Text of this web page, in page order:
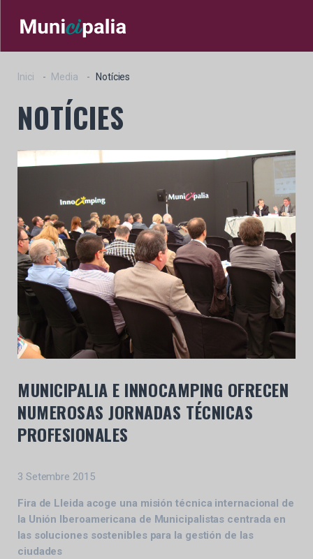
Inici Media Notícies
NOTÍCIES
MUNICIPALIA E INNOCAMPING OFRECEN
NUMEROSAS JORNADAS TÉCNICAS
PROFESIONALES
3 Setembre 2015
Fira de Lleida acoge una misión técnica internacional de
la Unión Iberoamericana de Municipalistas centrada en
las soluciones sostenibles para la gestión de las
ciudades